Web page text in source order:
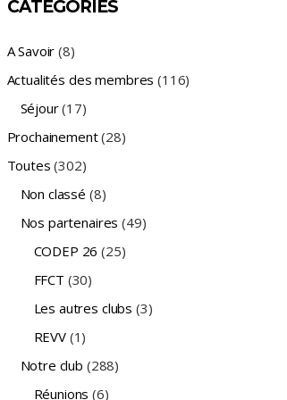
CATÉGORIES
A Savoir (8)
Actualités des membres (116)
Séjour(17)
Prochainement(28)
Toutes (302)
Non classé (8)
Nos partenaires (49)
CODEP 26 (25)
FFCT (30)
Les autres clubs (3)
REVV(1)
Notre club (288)
Réunions (6)